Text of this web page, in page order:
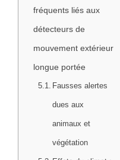
fréquents liés aux
détecteurs de
mouvement extérieur
longue portée
Fausses alertes
dues aux
animaux et
végétation